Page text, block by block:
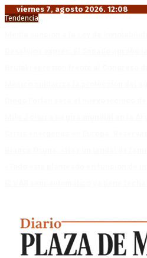
viernes 7, agosto 2026. 12:08
Tendencia